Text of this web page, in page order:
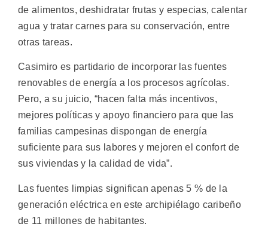
de alimentos, deshidratar frutas y especias, calentar
agua y tratar carnes para su conservación, entre
otras tareas.
Casimiro es partidario de incorporar las fuentes
renovables de energía a los procesos agrícolas.
Pero, a su juicio, “hacen falta más incentivos,
mejores políticas y apoyo financiero para que las
familias campesinas dispongan de energía
suficiente para sus labores y mejoren el confort de
sus viviendas y la calidad de vida”.
Las fuentes limpias significan apenas 5 % de la
generación eléctrica en este archipiélago caribeño
de 11 millones de habitantes.